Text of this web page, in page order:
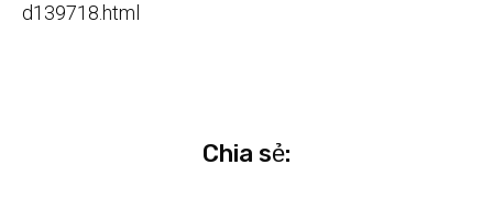
d139718.html
Chia sẻ: